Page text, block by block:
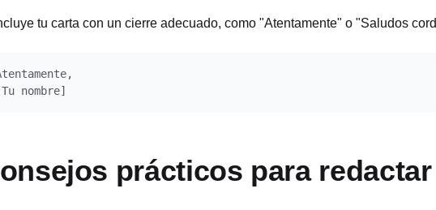
tu carta con un cierre adecuado, como "Atentamente" o "Saludos
prácticos para